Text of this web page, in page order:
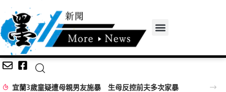
宜蘭3歲童疑遭母親男友施暴 生母反控前夫多次家暴